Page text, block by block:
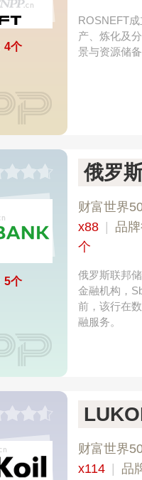
4个
ROSNEFT
产、炼化及
景与资源储
5个
俄罗
财富世界
x88
品
个
俄罗斯联邦
金融机构，
前，该行在
融服务。
财富世界
x114
品